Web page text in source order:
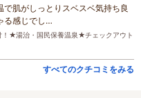
肌がしっとりスベスベ気持ち良
る感じでし…
！★湯治・国民保養温泉★チェックアウト
すべてのクチコミをみる